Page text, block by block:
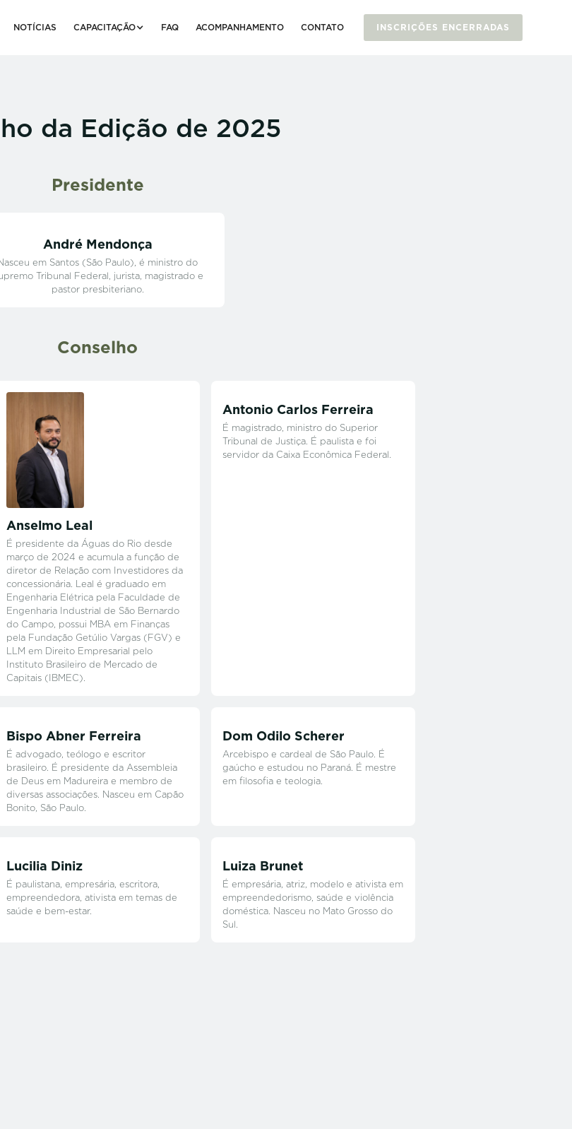
NOTÍCIAS CAPACITAÇÃO FAQ ACOMPANHAMENTO CONTATO INSCRIÇÕES ENCERRADAS
da Edição de 2025
Presidente
André Mendonça
em Santos (São Paulo), é ministro do
Tribunal Federal, jurista, magistrado e
pastor presbiteriano.
Conselho
Anselmo Leal
É presidente da Águas do Rio desde
março de 2024 e acumula a função de
diretor de Relação com Investidores da
concessionária. Leal é graduado em
Engenharia Elétrica pela Faculdade de
Engenharia Industrial de São Bernardo
do Campo, possui MBA em Finanças
pela Fundação Getúlio Vargas (FGV) e
LLM em Direito Empresarial pelo
Instituto Brasileiro de Mercado de
Capitais (IBMEC).
Antonio Carlos Ferreira
É magistrado, ministro do Superior
Tribunal de Justiça. É paulista e foi
servidor da Caixa Econômica Federal.
Bispo Abner Ferreira
É advogado, teólogo e escritor
brasileiro. É presidente da Assembleia
de Deus em Madureira e membro de
diversas associações. Nasceu em Capão
Bonito, São Paulo.
Dom Odilo Scherer
Arcebispo e cardeal de São Paulo. É
gaúcho e estudou no Paraná. É mestre
em filosofia e teologia.
Lucilia Diniz
É paulistana, empresária, escritora,
empreendedora, ativista em temas de
saúde e bem-estar.
Luiza Brunet
É empresária, atriz, modelo e ativista em
empreendedorismo, saúde e violência
doméstica. Nasceu no Mato Grosso do
Sul.